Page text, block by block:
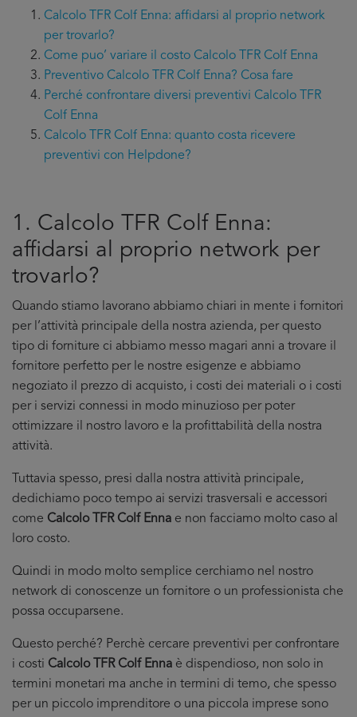
Calcolo TFR Colf Enna: affidarsi al proprio network
per trovarlo?
Come puo’ variare il costo Calcolo TFR Colf Enna
Preventivo Calcolo TFR Colf Enna? Cosa fare
Perché confrontare diversi preventivi Calcolo TFR
Colf Enna
Calcolo TFR Colf Enna: quanto costa ricevere
preventivi con Helpdone?
1. Calcolo TFR Colf Enna:
affidarsi al proprio network per
trovarlo?
Quando stiamo lavorano abbiamo chiari in mente i fornitori
per l’attività principale della nostra azienda, per questo
tipo di forniture ci abbiamo messo magari anni a trovare il
fornitore perfetto per le nostre esigenze e abbiamo
negoziato il prezzo di acquisto, i costi dei materiali o i costi
per i servizi connessi in modo minuzioso per poter
ottimizzare il nostro lavoro e la profittabilità della nostra
attività.
Tuttavia spesso, presi dalla nostra attività principale,
dedichiamo poco tempo ai servizi trasversali e accessori
come Calcolo TFR Colf Enna e non facciamo molto caso al
loro costo.
Quindi in modo molto semplice cerchiamo nel nostro
network di conoscenze un fornitore o un professionista che
possa occuparsene.
Questo perché? Perchè cercare preventivi per confrontare
i costi Calcolo TFR Colf Enna è dispendioso, non solo in
termini monetari ma anche in termini di temo, che spesso
per un piccolo imprenditore o una piccola imprese sono